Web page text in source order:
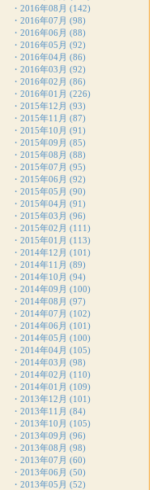
・ 2016年08月 (142)
・ 2016年07月 (98)
・ 2016年06月 (88)
・ 2016年05月 (92)
・ 2016年04月 (86)
・ 2016年03月 (92)
・ 2016年02月 (86)
・ 2016年01月 (226)
・ 2015年12月 (93)
・ 2015年11月 (87)
・ 2015年10月 (91)
・ 2015年09月 (85)
・ 2015年08月 (88)
・ 2015年07月 (95)
・ 2015年06月 (92)
・ 2015年05月 (90)
・ 2015年04月 (91)
・ 2015年03月 (96)
・ 2015年02月 (111)
・ 2015年01月 (113)
・ 2014年12月 (101)
・ 2014年11月 (89)
・ 2014年10月 (94)
・ 2014年09月 (100)
・ 2014年08月 (97)
・ 2014年07月 (102)
・ 2014年06月 (101)
・ 2014年05月 (100)
・ 2014年04月 (105)
・ 2014年03月 (98)
・ 2014年02月 (110)
・ 2014年01月 (109)
・ 2013年12月 (101)
・ 2013年11月 (84)
・ 2013年10月 (105)
・ 2013年09月 (96)
・ 2013年08月 (98)
・ 2013年07月 (60)
・ 2013年06月 (50)
・ 2013年05月 (52)